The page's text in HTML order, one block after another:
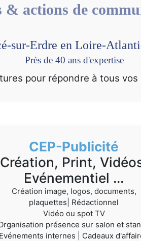
& actions de
sur-Erdre en Loire-
Près de 40 ans d'expertise
pour répondre à tous vos
CEP-Publicité
Création, Print,
Evénementiel ...
Création image, logos, documents,
plaquettes| Rédactionnel
Vidéo ou spot TV
présence sur salon et
Evénements internes | Cadeaux